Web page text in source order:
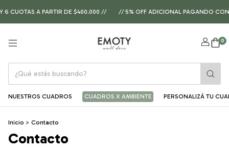
CUOTAS A PARTIR DE $400.000 // // 5% OFF ADICIONAL PAGANDO
0
NUESTROS CUADROS CUADROS X AMBIENTE PERSONALIZÁ TU
Inicio > Contacto
Contacto